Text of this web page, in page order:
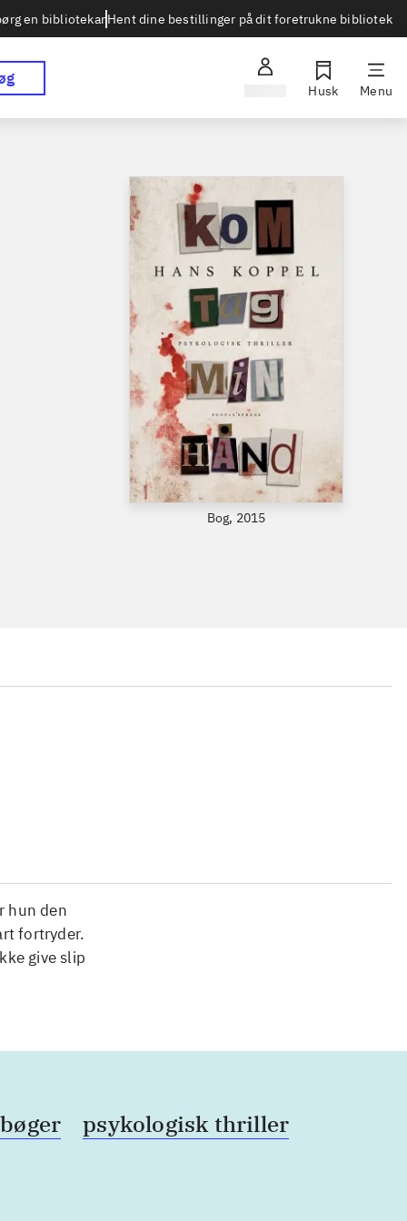
en bibliotekarHent dine bestillinger på dit foretrukne bibliotek
Husk Menu
Bog, 2015
hun den
fortryder.
give slip
psykologisk thriller